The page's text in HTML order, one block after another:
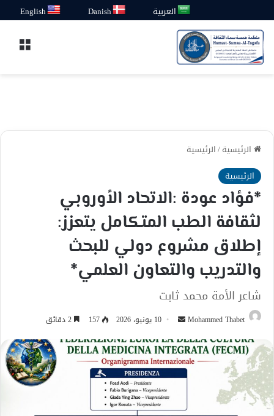
العربية Danish
English
الرئيسية/الرئيسية
الرئيسية
*فؤاد عودة :الاتحاد الأوروبي
لثقافة الطب المتكامل يتعزز:
إطلاق مشروع دولي للبحث
والتدريب والتعاون العلمي*
شاعر الأمة محمد ثابت
Mohammed Thabet
أرسل
إلكترونيا
10 يونيو، 2026 157